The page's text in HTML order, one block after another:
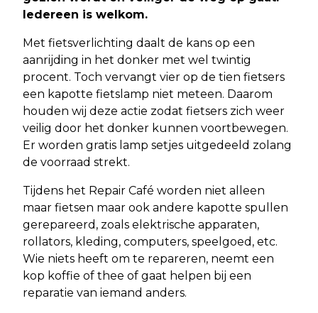
Iedereen is welkom.
Met fietsverlichting daalt de kans op een
aanrijding in het donker met wel twintig
procent. Toch vervangt vier op de tien fietsers
een kapotte fietslamp niet meteen. Daarom
houden wij deze actie zodat fietsers zich weer
veilig door het donker kunnen voortbewegen.
Er worden gratis lamp setjes uitgedeeld zolang
de voorraad strekt.
Tijdens het Repair Café worden niet alleen
maar fietsen maar ook andere kapotte spullen
gerepareerd, zoals elektrische apparaten,
rollators, kleding, computers, speelgoed, etc.
Wie niets heeft om te repareren, neemt een
kop koffie of thee of gaat helpen bij een
reparatie van iemand anders.